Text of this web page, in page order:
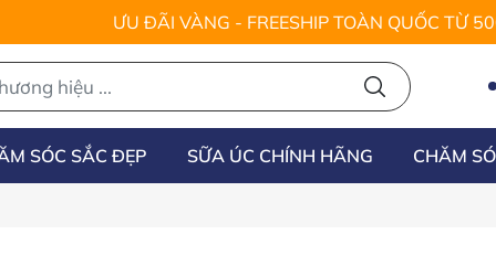
ƯU ĐÃI VÀNG - FREESHIP TOÀN QUỐC TỪ
SÓC SẮC ĐẸP SỮA ÚC CHÍNH HÃNG CHĂM